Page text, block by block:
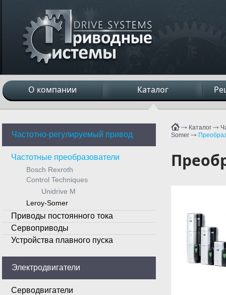
О компании Каталог
Каталог
Somer
Частотно-регулируемый привод
Частотные преобразователи
Bosch Rexroth
Control Techniques
Unidrive M
Leroy-Somer
Приводы постоянного тока
Сервоприводы
Устройства плавного пуска
Электродвигатели
Серводвигатели